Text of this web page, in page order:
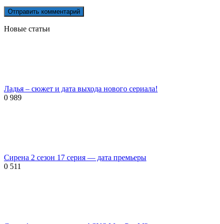
Новые статьи
Ладья – сюжет и дата выхода нового сериала!
0 989
Сирена 2 сезон 17 серия — дата премьеры
0 511